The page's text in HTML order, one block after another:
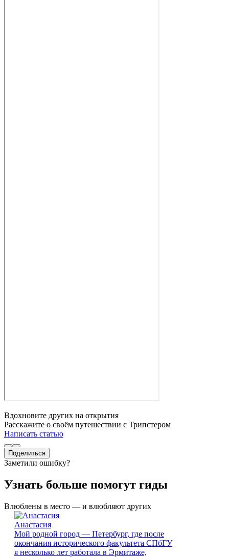
Вдохновите других на открытия
Расскажите о своём путешествии с Трипстером
Написать статью
Поделиться
Заметили ошибку?
Узнать больше помогут гиды
Влюблены в место — и влюбляют других
Анастасия
Мой родной город — Петербург, где после
окончания исторического факультета СПбГУ
я несколько лет работала в Эрмитаже,